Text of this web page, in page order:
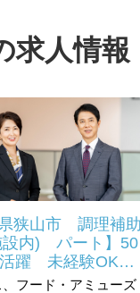
求人情報
県狭山市 調理補
設内) パート】50
活躍 未経験OK
創業のグループ
フード・アミューズ